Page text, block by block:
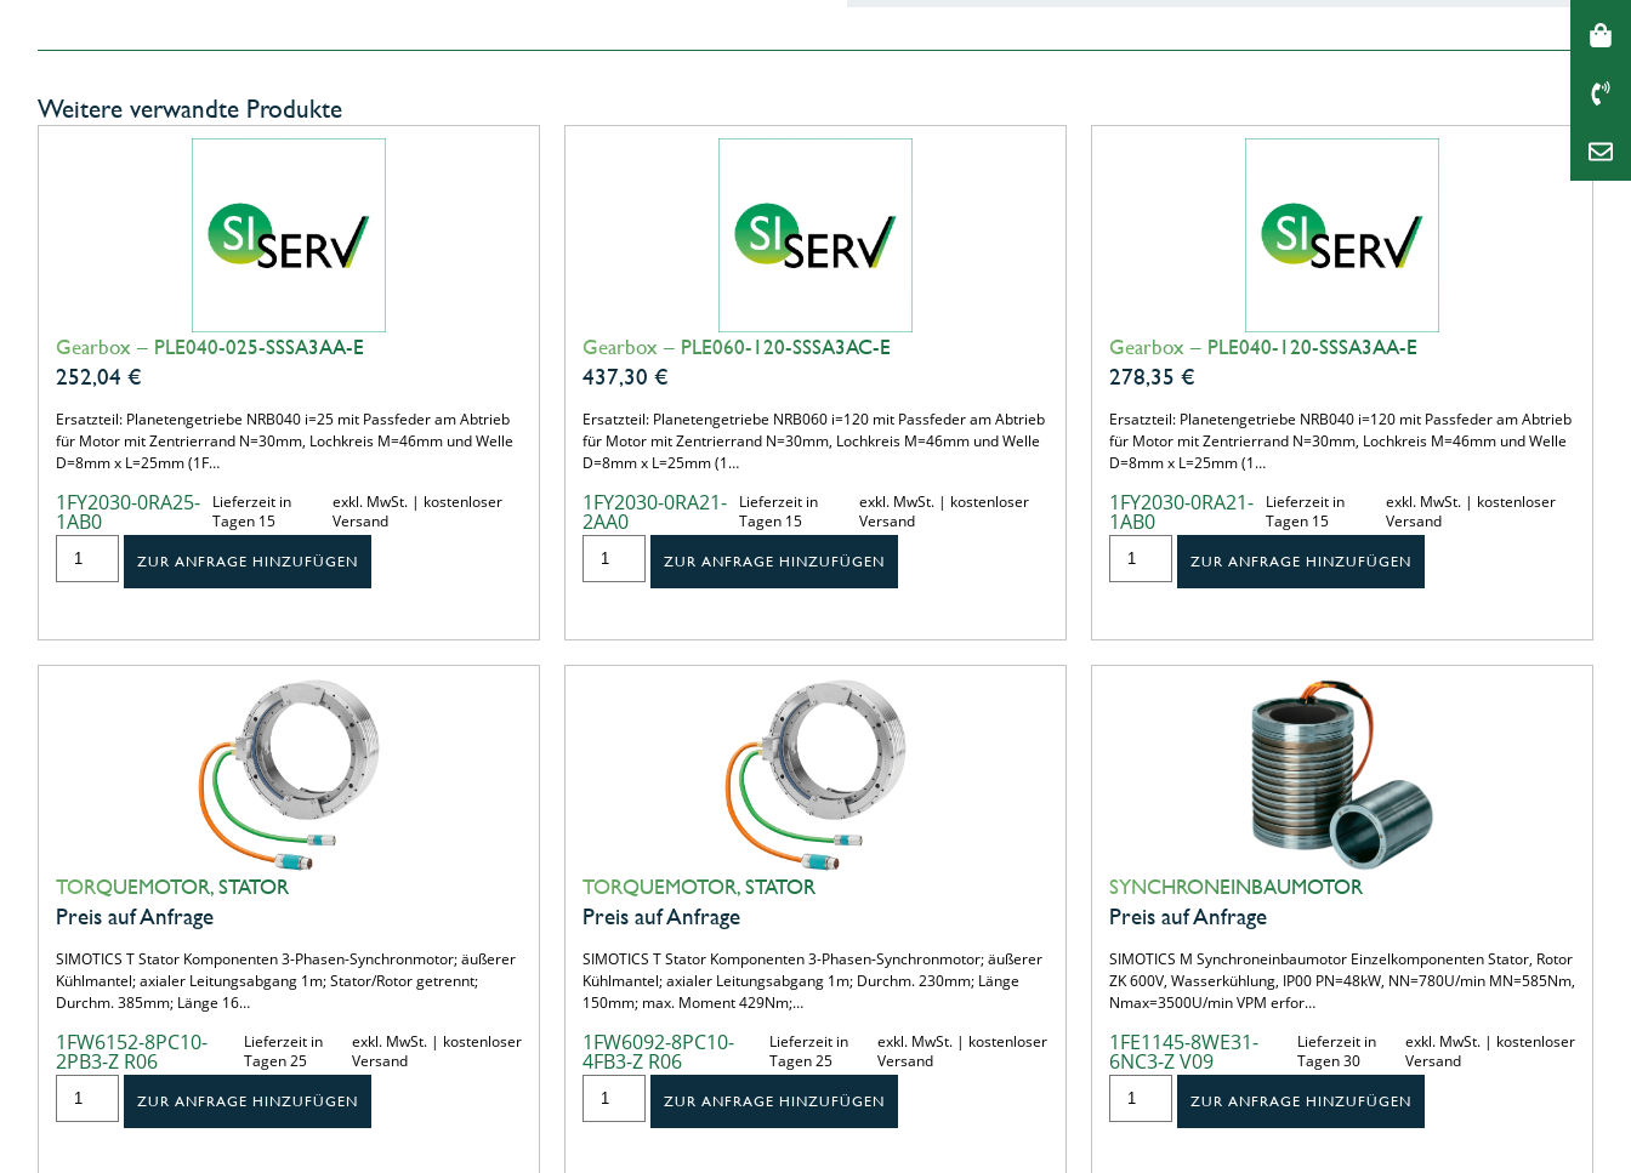
Weitere verwandte Produkte
Gearbox – PLE040-025-SSSA3AA-E
252,04 €
Ersatzteil: Planetengetriebe NRB040 i=25 mit Passfeder am Abtrieb
für Motor mit Zentrierrand N=30mm, Lochkreis M=46mm und Welle
D=8mm x L=25mm (1F…
1FY2030-0RA25-
1AB0
Lieferzeit in
Tagen 15
exkl. MwSt. | kostenloser
Versand
ZUR ANFRAGE HINZUFÜGEN
Gearbox – PLE060-120-SSSA3AC-E
437,30 €
Ersatzteil: Planetengetriebe NRB060 i=120 mit Passfeder am Abtrieb
für Motor mit Zentrierrand N=30mm, Lochkreis M=46mm und Welle
D=8mm x L=25mm (1…
1FY2030-0RA21-
2AA0
Lieferzeit in
Tagen 15
exkl. MwSt. | kostenloser
Versand
ZUR ANFRAGE HINZUFÜGEN
Gearbox – PLE040-120-SSSA3AA-E
278,35 €
Ersatzteil: Planetengetriebe NRB040 i=120 mit Passfeder am Abtrieb
für Motor mit Zentrierrand N=30mm, Lochkreis M=46mm und Welle
D=8mm x L=25mm (1…
1FY2030-0RA21-
1AB0
Lieferzeit in
Tagen 15
exkl. MwSt. | kostenloser
Versand
ZUR ANFRAGE HINZUFÜGEN
TORQUEMOTOR, STATOR
Preis auf Anfrage
SIMOTICS T Stator Komponenten 3-Phasen-Synchronmotor; äußerer
Kühlmantel; axialer Leitungsabgang 1m; Stator/Rotor getrennt;
Durchm. 385mm; Länge 16…
1FW6152-8PC10-
2PB3-Z R06
Lieferzeit in
Tagen 25
exkl. MwSt. | kostenloser
Versand
ZUR ANFRAGE HINZUFÜGEN
TORQUEMOTOR, STATOR
Preis auf Anfrage
SIMOTICS T Stator Komponenten 3-Phasen-Synchronmotor; äußerer
Kühlmantel; axialer Leitungsabgang 1m; Durchm. 230mm; Länge
150mm; max. Moment 429Nm;…
1FW6092-8PC10-
4FB3-Z R06
Lieferzeit in
Tagen 25
exkl. MwSt. | kostenloser
Versand
ZUR ANFRAGE HINZUFÜGEN
SYNCHRONEINBAUMOTOR
Preis auf Anfrage
SIMOTICS M Synchroneinbaumotor Einzelkomponenten Stator, Rotor
ZK 600V, Wasserkühlung, IP00 PN=48kW, NN=780U/min MN=585Nm,
Nmax=3500U/min VPM erfor…
1FE1145-8WE31-
6NC3-Z V09
Lieferzeit in
Tagen 30
exkl. MwSt. | kostenloser
Versand
ZUR ANFRAGE HINZUFÜGEN